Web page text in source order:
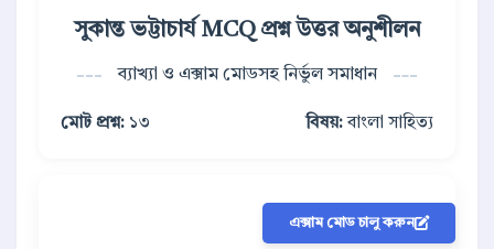
সুকান্ত ভট্টাচার্য MCQ প্রশ্ন উত্তর অনুশীলন
ব্যাখ্যা ও এক্সাম মোডসহ নির্ভুল সমাধান
বিষয়: বাংলা সাহিত্য
মোট প্রশ্ন: ১৩
এক্সাম মোড চালু করুন